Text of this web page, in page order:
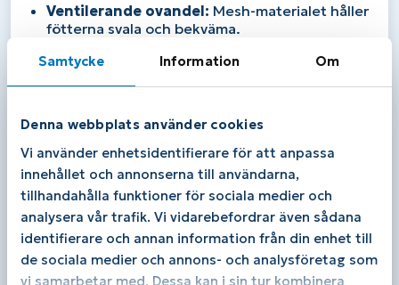
Samtycke Information Om
Denna webbplats använder cookies
Vi använder enhetsidentifierare för att anpassa
innehållet och annonserna till användarna,
tillhandahålla funktioner för sociala medier och
analysera vår trafik. Vi vidarebefordrar även sådana
identifierare och annan information från din enhet till
de sociala medier och annons- och analysföretag som
vi samarbetar med. Dessa kan i sin tur kombinera
Ventilerande ovandel: Mesh-materialet håller
fötterna svala och bekväma.
stöd under aktivitet.
Bred passform:Passar bra för dig som söker
minskar belastningen på foten och kroppen
som helhet.
Passform och specifikationer:
Passform:Bred.
Drop: 12 mm.